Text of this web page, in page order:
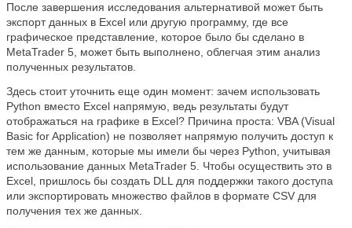
После завершения исследования альтернативой может быть
экспорт данных в Excel или другую программу, где все
графическое представление, которое было бы сделано в
MetaTrader 5, может быть выполнено, облегчая этим анализ
полученных результатов.
Здесь стоит уточнить еще один момент: зачем использовать
Python вместо Excel напрямую, ведь результаты будут
отображаться на графике в Excel? Причина проста: VBA (Visual
Basic for Application) не позволяет напрямую получить доступ к
тем же данным, которые мы имели бы через Python, учитывая
использование данных MetaTrader 5. Чтобы осуществить это в
Excel, пришлось бы создать DLL для поддержки такого доступа
или экспортировать множество файлов в формате CSV для
получения тех же данных.